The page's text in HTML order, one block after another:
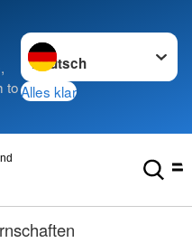
to
Sprache wechseln zu
Alles klar